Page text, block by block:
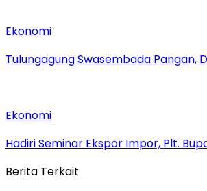
Ekonomi
Tulungagung Swasembada Pangan,
Ekonomi
Hadiri Seminar Ekspor Impor, Plt.
Berita Terkait